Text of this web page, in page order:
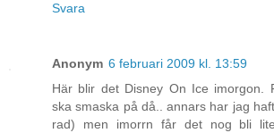
Svara
Anonym 6 februari 2009 kl. 13:59
Här blir det Disney On Ice imorgon.
ska smaska på då.. annars har jag
rad) men imorrn får det nog bli